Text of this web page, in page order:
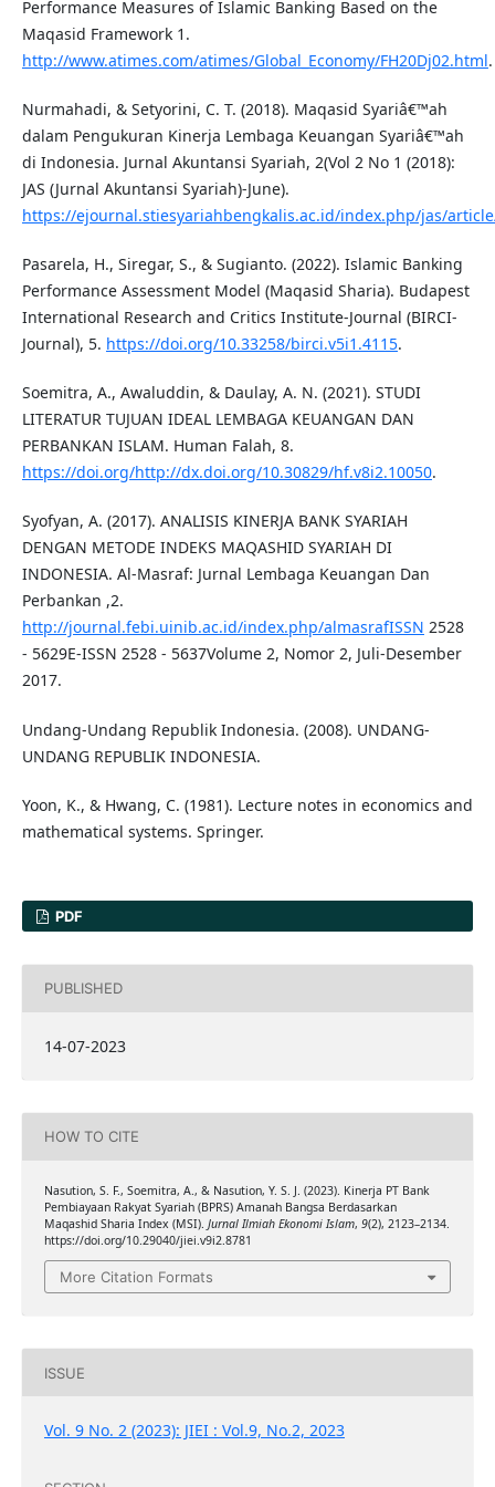
Performance Measures of Islamic Banking Based on the
Maqasid Framework 1.
http://www.atimes.com/atimes/Global_Economy/FH20Dj02.html.
Nurmahadi, & Setyorini, C. T. (2018). Maqasid Syariâ€™ah
dalam Pengukuran Kinerja Lembaga Keuangan Syariâ€™ah
di Indonesia. Jurnal Akuntansi Syariah, 2(Vol 2 No 1 (2018):
JAS (Jurnal Akuntansi Syariah)-June).
https://ejournal.stiesyariahbengkalis.ac.id/index.php/jas/
Pasarela, H., Siregar, S., & Sugianto. (2022). Islamic Banking
Performance Assessment Model (Maqasid Sharia). Budapest
International Research and Critics Institute-Journal (BIRCI-
Journal), 5. https://doi.org/10.33258/birci.v5i1.4115.
Soemitra, A., Awaluddin, & Daulay, A. N. (2021). STUDI
LITERATUR TUJUAN IDEAL LEMBAGA KEUANGAN DAN
PERBANKAN ISLAM. Human Falah, 8.
https://doi.org/http://dx.doi.org/10.30829/hf.v8i2.10050.
Syofyan, A. (2017). ANALISIS KINERJA BANK SYARIAH
DENGAN METODE INDEKS MAQASHID SYARIAH DI
INDONESIA. Al-Masraf: Jurnal Lembaga Keuangan Dan
Perbankan ,2.
http://journal.febi.uinib.ac.id/index.php/almasrafISSN 2528
- 5629E-ISSN 2528 - 5637Volume 2, Nomor 2, Juli-Desember
2017.
Undang-Undang Republik Indonesia. (2008). UNDANG-
UNDANG REPUBLIK INDONESIA.
Yoon, K., & Hwang, C. (1981). Lecture notes in economics and
mathematical systems. Springer.
PDF
PUBLISHED
14-07-2023
HOW TO CITE
Nasution, S. F., Soemitra, A., & Nasution, Y. S. J. (2023). Kinerja PT Bank
Pembiayaan Rakyat Syariah (BPRS) Amanah Bangsa Berdasarkan
Maqashid Sharia Index (MSI). Jurnal Ilmiah Ekonomi Islam, 9(2), 2123–2134.
https://doi.org/10.29040/jiei.v9i2.8781
More Citation Formats
ISSUE
Vol. 9 No. 2 (2023): JIEI : Vol.9, No.2, 2023